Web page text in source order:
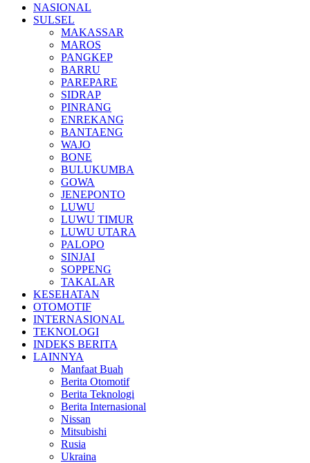
NASIONAL
SULSEL
MAKASSAR
MAROS
PANGKEP
BARRU
PAREPARE
SIDRAP
PINRANG
ENREKANG
BANTAENG
WAJO
BONE
BULUKUMBA
GOWA
JENEPONTO
LUWU
LUWU TIMUR
LUWU UTARA
PALOPO
SINJAI
SOPPENG
TAKALAR
KESEHATAN
OTOMOTIF
INTERNASIONAL
TEKNOLOGI
INDEKS BERITA
LAINNYA
Manfaat Buah
Berita Otomotif
Berita Teknologi
Berita Internasional
Nissan
Mitsubishi
Rusia
Ukraina